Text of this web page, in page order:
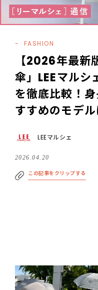
FASHION
【2026年最新
傘」LEEマルシ
を徹底比較！
すすめのモデル
LEEマルシェ
2026.04.20
この記事をクリップする